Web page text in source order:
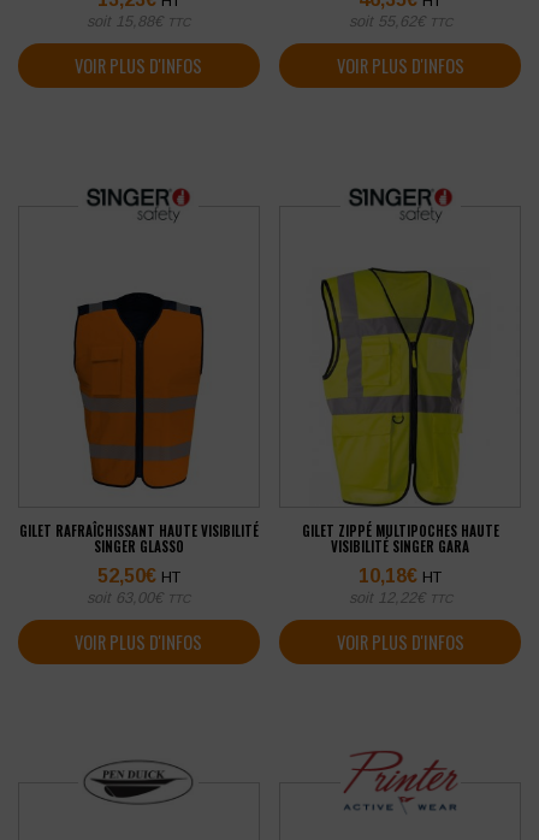
soit 15,88€ TTC
VOIR PLUS D'INFOS
soit 55,62€ TTC
VOIR PLUS D'INFOS
GILET RAFRAÎCHISSANT HAUTE VISIBILITÉ
SINGER GLASSO
52,50€ HT
soit 63,00€ TTC
VOIR PLUS D'INFOS
GILET ZIPPÉ MULTIPOCHES HAUTE
VISIBILITÉ SINGER GARA
10,18€ HT
soit 12,22€ TTC
VOIR PLUS D'INFOS